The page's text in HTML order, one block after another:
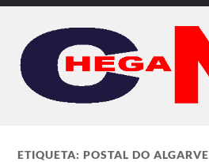
ETIQUETA:POSTAL DO ALGARVE